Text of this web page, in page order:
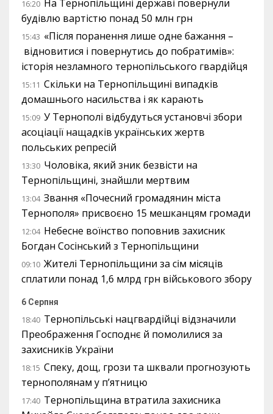
16:20 На Тернопільщині державі повернули
будівлю вартістю понад 50 млн грн
15:43 «Після поранення лише одне бажання –
відновитися і повернутись до побратимів»:
історія незламного тернопільського гвардійця
15:11 Скільки на Тернопільщині випадків
домашнього насильства і як карають
15:09 У Тернополі відбудуться установчі збори
асоціації нащадків українських жертв
польських репресій
13:30 Чоловіка, який зник безвісти на
Тернопільщині, знайшли мертвим
13:04 Звання «Почесний громадянин міста
Тернополя» присвоєно 15 мешканцям громади
12:04 Небесне воїнство поповнив захисник
Богдан Сосінський з Тернопільщини
09:10 Жителі Тернопільщини за сім місяців
сплатили понад 1,6 млрд грн військового збору
6 Серпня
18:40 Тернопільські нацгвардійці відзначили
Преображення Господнє й помолилися за
захисників України
18:15 Спеку, дощ, грози та шквали прогнозують
тернополянам у п’ятницю
17:40 Тернопільщина втратила захисника